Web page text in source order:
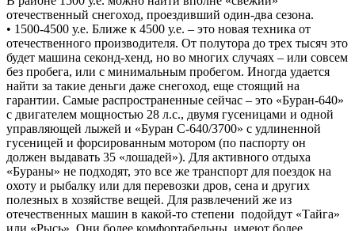
отечественный снегоход, проездивший один-два сезона.
• 1500-4500 у.е. Ближе к 4500 у.е. – это новая техника от
отечественного производителя. От полутора до трех тысяч это
будет машина секонд-хенд, но во многих случаях – или совсем
без пробега, или с минимальным пробегом. Иногда удается
найти за такие деньги даже снегоход, еще стоящий на
гарантии. Самые распространенные сейчас – это «Буран-640»
с двигателем мощностью 28 л.с., двумя гусеницами и одной
управляющей лыжей и «Буран С-640/3700» с удлиненной
гусеницей и форсированным мотором (по паспорту он
должен выдавать 35 «лошадей»). Для активного отдыха
«Бураны» не подходят, это все же транспорт для поездок на
охоту и рыбалку или для перевозки дров, сена и других
полезных в хозяйстве вещей. Для развлечений же из
отечественных машин в какой-то степени подойдут «Тайга»
или «Рысь». Они более комфортабельны, имеют более